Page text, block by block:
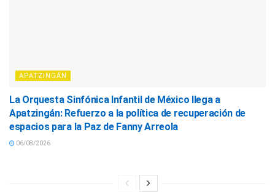
APATZINGÁN
La Orquesta Sinfónica Infantil de México llega a
Apatzingán: Refuerzo a la política de recuperación de
espacios para la Paz de Fanny Arreola
06/08/2026